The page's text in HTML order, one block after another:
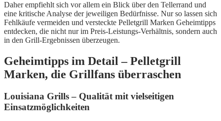
Daher empfiehlt sich vor allem ein Blick über den Tellerrand und
eine kritische Analyse der jeweiligen Bedürfnisse. Nur so lassen sich
Fehlkäufe vermeiden und versteckte Pelletgrill Marken Geheimtipps
entdecken, die nicht nur im Preis-Leistungs-Verhältnis, sondern auch
in den Grill-Ergebnissen überzeugen.
Geheimtipps im Detail – Pelletgrill
Marken, die Grillfans überraschen
Louisiana Grills – Qualität mit vielseitigen
Einsatzmöglichkeiten